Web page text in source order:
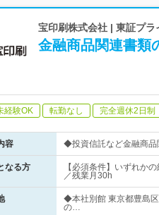
宝印刷株式会社 | 東証プ
金融商品関連書類
経験OK 転勤なし 完全週休2日制
容 ◆投資信託など金融商品
なる方
【必須条件】いずれ
／残業月30h
◆本社別館 東京都豊島
の…